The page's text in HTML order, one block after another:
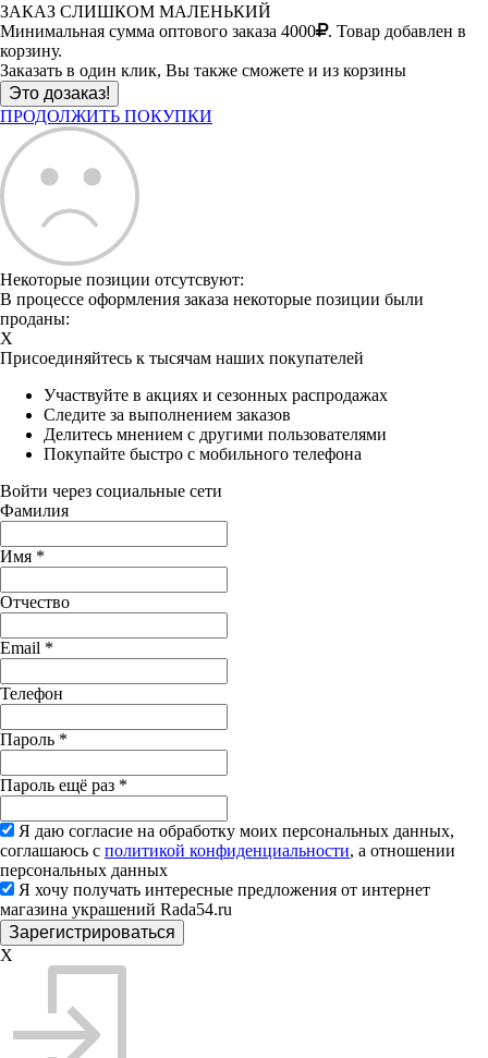
ЗАКАЗ СЛИШКОМ МАЛЕНЬКИЙ
Минимальная сумма оптового заказа 4000
. Товар добавлен в
корзину.
Заказать в один клик, Вы также сможете и из корзины
ПРОДОЛЖИТЬ ПОКУПКИ
Некоторые позиции отсутсвуют:
В процессе оформления заказа некоторые позиции были
проданы:
X
Присоединяйтесь к тысячам наших покупателей
Участвуйте в акциях и сезонных распродажах
Следите за выполнением заказов
Делитесь мнением с другими пользователями
Покупайте быстро с мобильного телефона
Войти через социальные сети
Фамилия
Имя *
Отчество
Email *
Телефон
Пароль *
Пароль ещё раз *
Я даю согласие на обработку моих персональных данных,
соглашаюсь с политикой конфиденциальности, а отношении
персональных данных
Я хочу получать интересные предложения от интернет
магазина украшений Rada54.ru
X